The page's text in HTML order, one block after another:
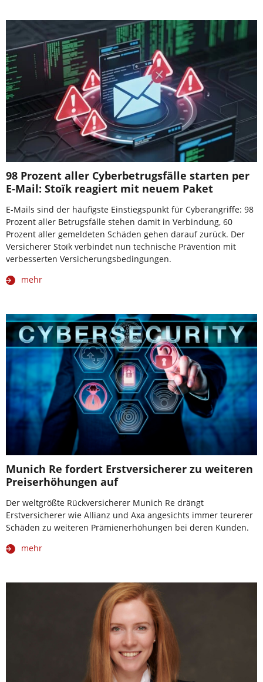
98 Prozent aller Cyberbetrugsfälle starten per
E-Mail: Stoïk reagiert mit neuem Paket
E-Mails sind der häufigste Einstiegspunkt für Cyberangriffe: 98
Prozent aller Betrugsfälle stehen damit in Verbindung, 60
Prozent aller gemeldeten Schäden gehen darauf zurück. Der
Versicherer Stoïk verbindet nun technische Prävention mit
verbesserten Versicherungsbedingungen.
mehr
Munich Re fordert Erstversicherer zu weiteren
Preiserhöhungen auf
Der weltgrößte Rückversicherer Munich Re drängt
Erstversicherer wie Allianz und Axa angesichts immer teurerer
Schäden zu weiteren Prämienerhöhungen bei deren Kunden.
mehr